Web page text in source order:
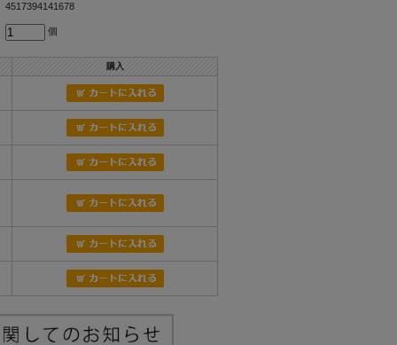
4517394141678
個
購入